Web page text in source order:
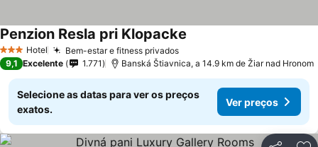
3 EstrelasHotel Bem-estar e fitness privadosVer preços
Penzion Resla pri Klopacke
9,1 Excelente 1.771 Banská Štiavnica, a 14.9 km de Žiar nad Hronom
Selecione as datas para ver os preços
exatos.
Ver preços